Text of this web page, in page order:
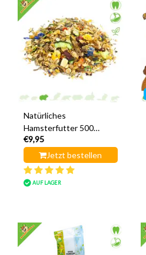
Natürliches
Hamsterfutter 500
Gramm
€9,95
Jetzt bestellen
AUF LAGER